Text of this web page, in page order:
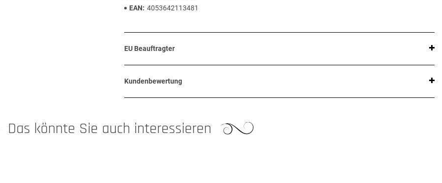
EAN
4053642113481
EU Beauftragter
Kundenbewertung
Das könnte Sie auch interessieren